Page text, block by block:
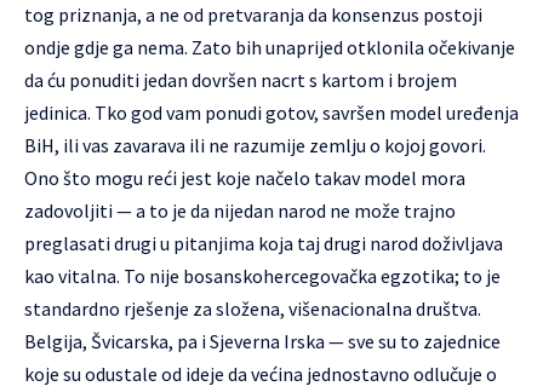
tog priznanja, a ne od pretvaranja da konsenzus postoji
ondje gdje ga nema. Zato bih unaprijed otklonila očekivanje
da ću ponuditi jedan dovršen nacrt s kartom i brojem
jedinica. Tko god vam ponudi gotov, savršen model uređenja
BiH, ili vas zavarava ili ne razumije zemlju o kojoj govori.
Ono što mogu reći jest koje načelo takav model mora
zadovoljiti — a to je da nijedan narod ne može trajno
preglasati drugi u pitanjima koja taj drugi narod doživljava
kao vitalna. To nije bosanskohercegovačka egzotika; to je
standardno rješenje za složena, višenacionalna društva.
Belgija, Švicarska, pa i Sjeverna Irska — sve su to zajednice
koje su odustale od ideje da većina jednostavno odlučuje o